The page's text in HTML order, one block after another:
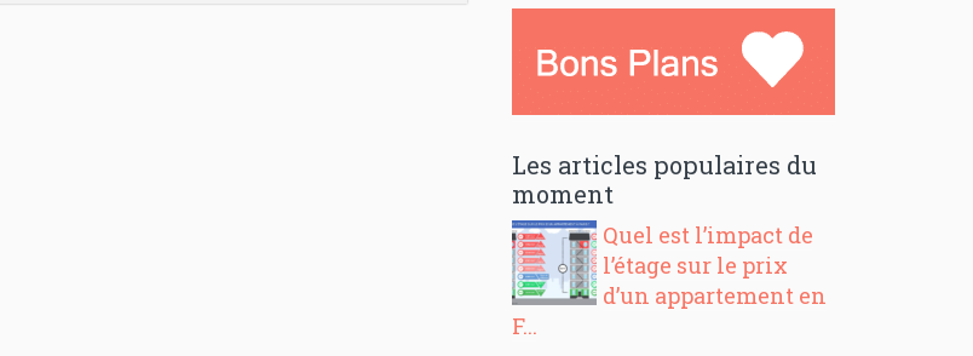
Les articles populaires du
moment
Quel est l’impact de
l’étage sur le prix
d’un appartement en
F...